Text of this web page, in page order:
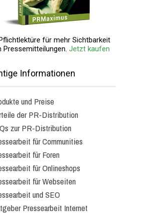
für mehr Sichtbarkeit
Pressemitteilungen. Jetzt kaufen
Informationen
und Preise
der PR-Distribution
zur PR-Distribution
für Communities
für Foren
für Onlineshops
für Webseiten
und SEO
Pressearbeit Internet